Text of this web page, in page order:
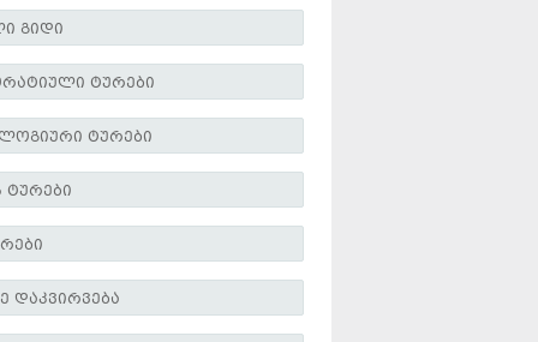
გიდი
ტურები
ტურები
ტურები
დაკვირვება